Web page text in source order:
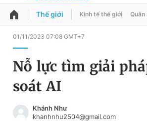
QUẢNG CÁO
Chuyên mục
Chuyên mục khác
Đổi mật khẩu
Tin đã lưu
Tin đã xem
Thế giới Kinh tế thế giới Quân
01/11/2023 07:08 GMT+7
Nỗ lực tìm giải
soát AI
Khánh Như
khanhnhu2504@gmail.com